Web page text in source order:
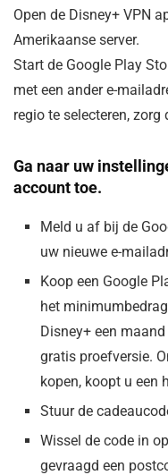
Open de Disney+ VPN
Amerikaanse server.
Start de Google Play
met een ander e-
regio te selecteren,
Ga naar uw
account toe.
Meld u af bij de
uw nieuwe e-
Koop een Google
het
Disney+ een
gratis proefversie.
kopen, koopt u een
Stuur de
Wissel de code in
gevraagd een